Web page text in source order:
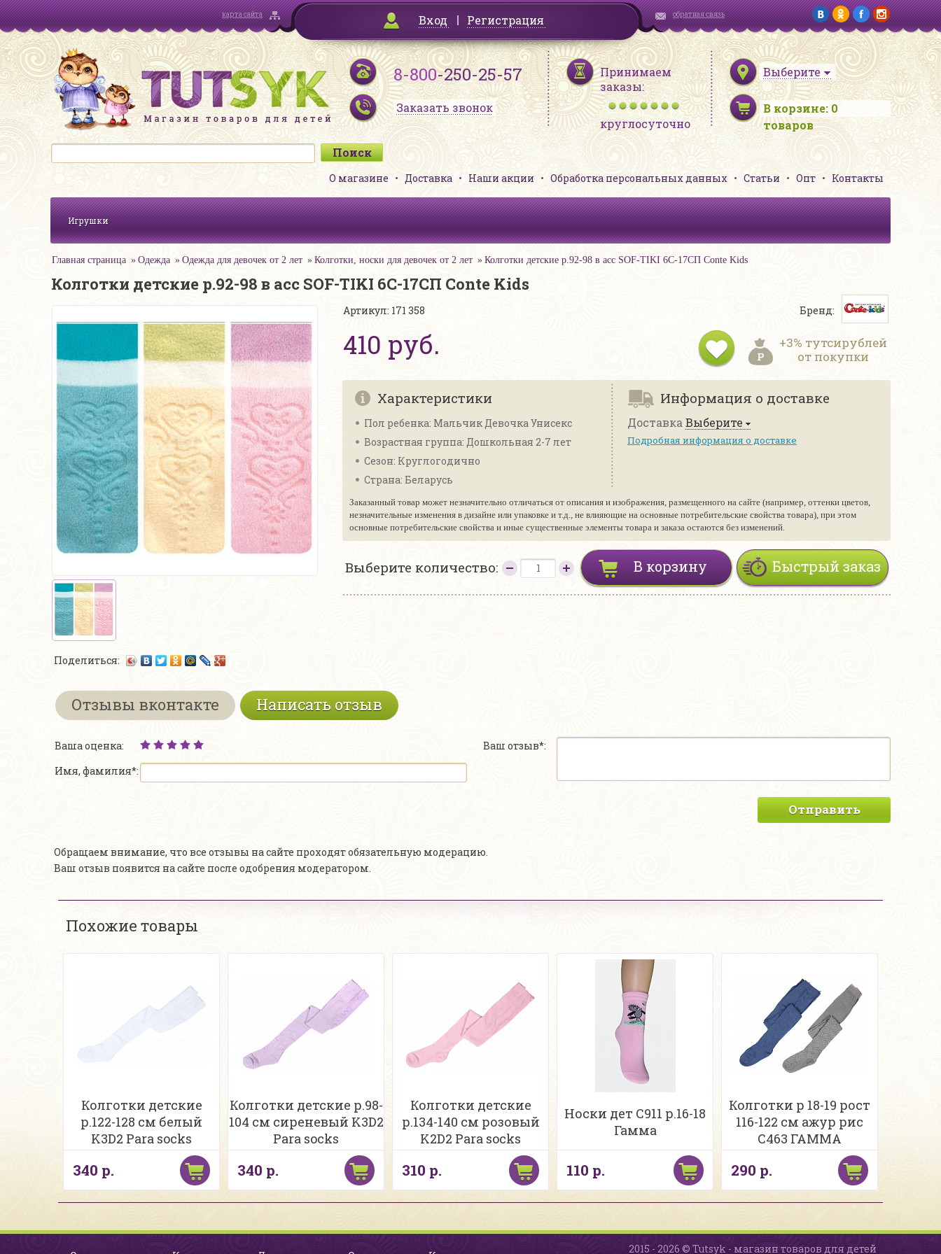
карта сайта Вход Регистрация обратная связь
8-800-250-25-57
Заказать звонок
Принимаем
заказы:
круглосуточно
Выберите
В корзине: 0
товаров
О магазине Доставка Наши акции Обработка персональных данных Статьи Опт Контакты
Игрушки
Главная страница Одежда Одежда для девочек от 2 лет Колготки, носки для девочек от 2 лет Колготки детские р.92-98 в асс SOF-TIKI 6С-17СП Conte Kids
Колготки детские р.92-98 в асс SOF-TIKI 6С-17СП Conte Kids
Поделиться:
Артикул: 171 358
410 руб.
Бренд:
+3% тутсирублей
от покупки
Характеристики
Пол ребенка: Мальчик Девочка Унисекс
Возрастная группа: Дошкольная 2-7 лет
Сезон: Круглогодично
Страна: Беларусь
Информация о доставке
Доставка Выберите
Подробная информация о доставке
Заказанный товар может незначительно отличаться от описания и изображения, размещенного на сайте (например, оттенки цветов,
незначительные изменения в дизайне или упаковке и т.д., не влияющие на основные потребительские свойства товара), при этом
основные потребительские свойства и иные существенные элементы товара и заказа остаются без изменений.
Выберите количество: Быстрый заказ
В корзину
Отзывы вконтакте Написать отзыв
Ваша оценка:
Имя, фамилия*:
Ваш отзыв*:
Отправить
Обращаем внимание, что все отзывы на сайте проходят обязательную модерацию.
Ваш отзыв появится на сайте после одобрения модератором.
Похожие товары
Колготки детские
р.122-128 см белый
K3D2 Para socks
340 р.
Колготки детские р.98-
104 см сиреневый K3D2
Para socks
340 р.
Колготки детские
р.134-140 см розовый
K2D2 Para socks
310 р.
Носки дет С911 р.16-18
Гамма
110 р.
Колготки р 18-19 рост
116-122 см ажур рис
С463 ГАММА
290 р.
2015 - 2026 © Tutsyk - магазин товаров для детей